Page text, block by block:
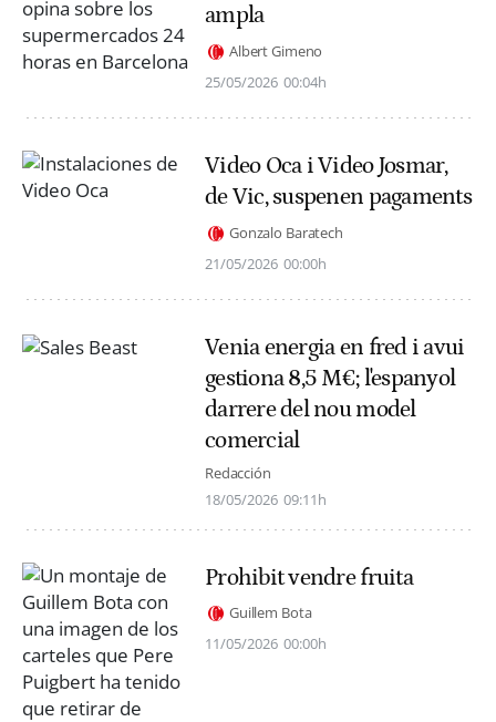
ampla
Albert Gimeno
25/05/2026 00:04h
Video Oca i Video Josmar,
de Vic, suspenen pagaments
Gonzalo Baratech
21/05/2026 00:00h
Venia energia en fred i avui
gestiona 8,5 M€; l'espanyol
darrere del nou model
comercial
Redacción
18/05/2026 09:11h
Prohibit vendre fruita
Guillem Bota
11/05/2026 00:00h